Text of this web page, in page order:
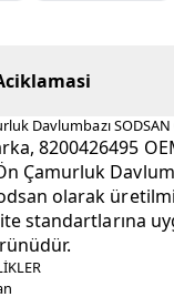
Davlumbazı
8200426495
Çamurluk
olarak
standartlarına